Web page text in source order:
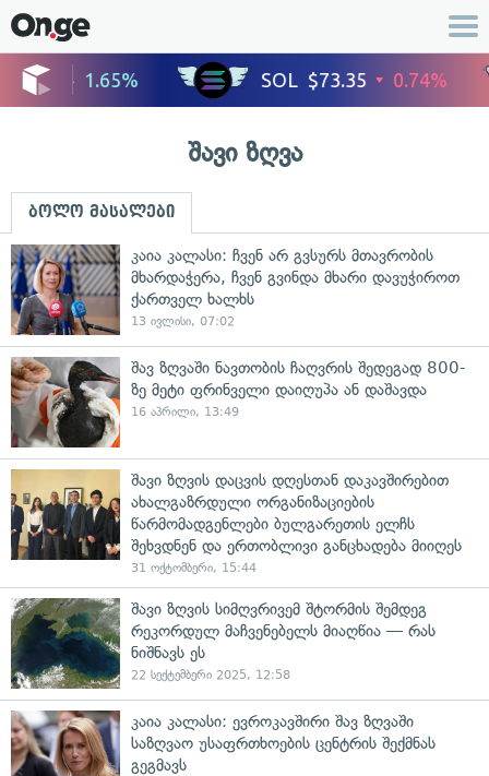
შავი ზღვა
ბოლო მასალები
კაია კალასი: ჩვენ არ გვსურს მთავრობის
მხარდაჭერა, ჩვენ გვინდა მხარი დავუჭიროთ
ქართველ ხალხს
13 ივლისი, 07:02
შავ ზღვაში ნავთობის ჩაღვრის შედეგად 800-
ზე მეტი ფრინველი დაიღუპა ან დაშავდა
16 აპრილი, 13:49
შავი ზღვის დაცვის დღესთან დაკავშირებით
ახალგაზრდული ორგანიზაციების
წარმომადგენლები ბულგარეთის ელჩს
შეხვდნენ და ერთობლივი განცხადება მიიღეს
31 ოქტომბერი, 15:44
შავი ზღვის სიმღვრივემ შტორმის შემდეგ
რეკორდულ მაჩვენებელს მიაღწია — რას
ნიშნავს ეს
22 სექტემბერი 2025, 12:58
კაია კალასი: ევროკავშირი შავ ზღვაში
საზღვაო უსაფრთხოების ცენტრის შექმნას
გეგმავს